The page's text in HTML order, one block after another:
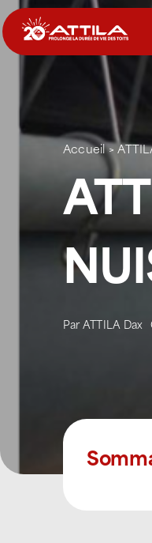
Passer
au
contenu
Accueil>
ParATTILA Dax